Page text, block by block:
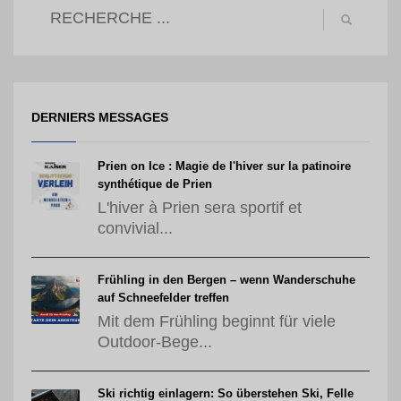
DERNIERS MESSAGES
Prien on Ice : Magie de l'hiver sur la patinoire
synthétique de Prien
L'hiver à Prien sera sportif et
convivial...
Frühling in den Bergen – wenn Wanderschuhe
auf Schneefelder treffen
Mit dem Frühling beginnt für viele
Outdoor-Bege...
Ski richtig einlagern: So überstehen Ski, Felle